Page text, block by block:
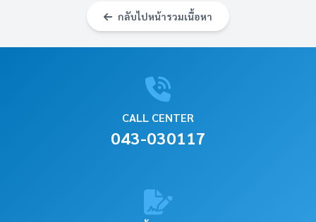
กลับไปหน้ารวมเนื้อหา
CALL CENTER
043-030117